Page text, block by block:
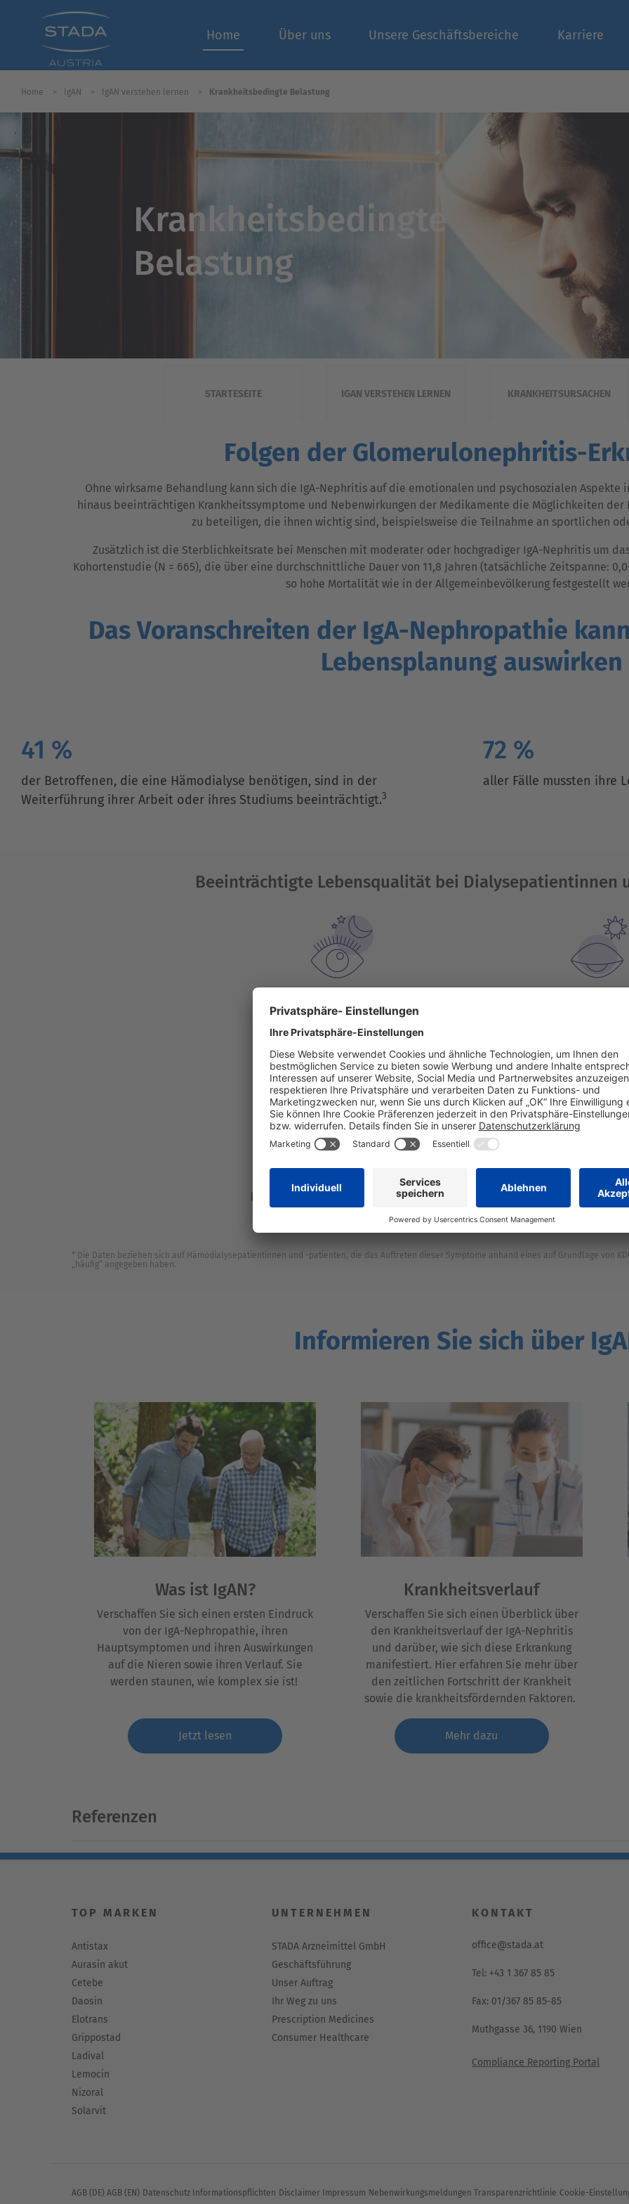
Home Über uns Unsere Geschäftsbereiche Karriere
Home IgAN IgAN verstehen lernen Krankheitsbedingte Belastung
Krankheitsbedingte
Belastung
STARTESEITE IGAN VERSTEHEN LERNEN KRANKHEITSURSACHEN
Folgen der Glomerulonephritis-
Ohne wirksame Behandlung kann sich die IgA-Nephritis auf die emotionalen und psychosozialen Aspekte
hinaus beeinträchtigen Krankheitssymptome und Nebenwirkungen der Medikamente die Möglichkeiten
zu beteiligen, die ihnen wichtig sind, beispielsweise die Teilnahme an sportlichen
Zusätzlich ist die Sterblichkeitsrate bei Menschen mit moderater oder hochgradiger IgA-Nephritis um
Kohortenstudie (N = 665), die über eine durchschnittliche Dauer von 11,8 Jahren (tatsächliche Zeitspanne:
so hohe Mortalität wie in der Allgemeinbevölkerung festgestellt
Das Voranschreiten der IgA-Nephropathie
Lebensplanung auswirken
41 %
der Betroffenen, die eine Hämodialyse benötigen, sind in der
Weiterführung ihrer Arbeit oder ihres Studiums beeinträchtigt.3
72 %
aller Fälle mussten ihre
Beeinträchtigte Lebensqualität bei Dialysepatientinnen
~ 50 %
haben Schlafstörungen.3
Müdigkeit.
~ 15 %
leiden häufig oder sehr häufig unter
10%
haben häufig oder sehr
ihrem
* Die Daten beziehen sich auf Hämodialysepatientinnen und -patienten, die das Auftreten dieser Symptome anhand eines auf Grundlage von
„häufig“ angegeben haben.
Informieren Sie sich über
Was ist IgAN?
Verschaffen Sie sich einen ersten Eindruck
von der IgA-Nephropathie, ihren
Hauptsymptomen und ihren Auswirkungen
auf die Nieren sowie ihren Verlauf. Sie
werden staunen, wie komplex sie ist!
Jetzt lesen
Krankheitsverlauf
Verschaffen Sie sich einen Überblick über
den Krankheitsverlauf der IgA-Nephritis
und darüber, wie sich diese Erkrankung
manifestiert. Hier erfahren Sie mehr über
den zeitlichen Fortschritt der Krankheit
sowie die krankheitsfördernden Faktoren.
Mehr dazu
Referenzen
TOP MARKEN
Antistax
Aurasin akut
Cetebe
Daosin
Elotrans
Grippostad
Ladival
Lemocin
Nizoral
Solarvit
UNTERNEHMEN
STADA Arzneimittel GmbH
Geschäftsführung
Unser Auftrag
Ihr Weg zu uns
Prescription Medicines
Consumer Healthcare
KONTAKT
office@stada.at
Tel: +43 1 367 85 85
Fax: 01/367 85 85-85
Muthgasse 36, 1190 Wien
Compliance Reporting Portal
AGB (DE) AGB (EN) Datenschutz Informationspflichten Disclaimer Impressum Nebenwirkungsmeldungen Transparenzrichtlinie Cookie-